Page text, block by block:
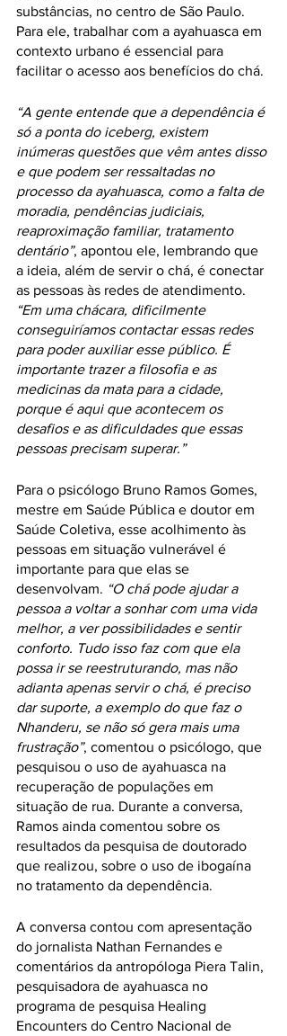
substâncias, no centro de São Paulo.
Para ele, trabalhar com a ayahuasca em
contexto urbano é essencial para
facilitar o acesso aos benefícios do chá.
“A gente entende que a dependência é
só a ponta do iceberg, existem
inúmeras questões que vêm antes disso
e que podem ser ressaltadas no
processo da ayahuasca, como a falta de
moradia, pendências judiciais,
reaproximação familiar, tratamento
dentário”, apontou ele, lembrando que
a ideia, além de servir o chá, é conectar
as pessoas às redes de atendimento.
“Em uma chácara, dificilmente
conseguiríamos contactar essas redes
para poder auxiliar esse público. É
importante trazer a filosofia e as
medicinas da mata para a cidade,
porque é aqui que acontecem os
desafios e as dificuldades que essas
pessoas precisam superar.”
Para o psicólogo Bruno Ramos Gomes,
mestre em Saúde Pública e doutor em
Saúde Coletiva, esse acolhimento às
pessoas em situação vulnerável é
importante para que elas se
desenvolvam. “O chá pode ajudar a
pessoa a voltar a sonhar com uma vida
melhor, a ver possibilidades e sentir
conforto. Tudo isso faz com que ela
possa ir se reestruturando, mas não
adianta apenas servir o chá, é preciso
dar suporte, a exemplo do que faz o
Nhanderu, se não só gera mais uma
frustração”, comentou o psicólogo, que
pesquisou o uso de ayahuasca na
recuperação de populações em
situação de rua. Durante a conversa,
Ramos ainda comentou sobre os
resultados da pesquisa de doutorado
que realizou, sobre o uso de ibogaína
no tratamento da dependência.
A conversa contou com apresentação
do jornalista Nathan Fernandes e
comentários da antropóloga Piera Talin,
pesquisadora de ayahuasca no
programa de pesquisa Healing
Encounters do Centro Nacional de